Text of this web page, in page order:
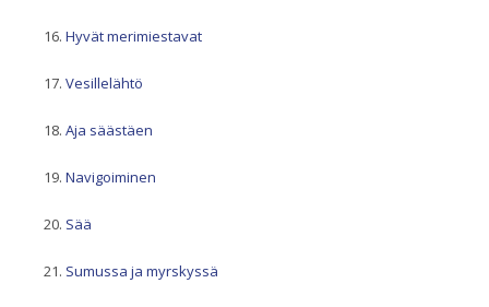
Hyvät merimiestavat
Vesillelähtö
Aja säästäen
Navigoiminen
Sää
Sumussa ja myrskyssä